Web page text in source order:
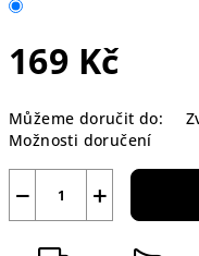
169 Kč
cena:
Můžeme doručit do:
Možnosti doručení
+
−